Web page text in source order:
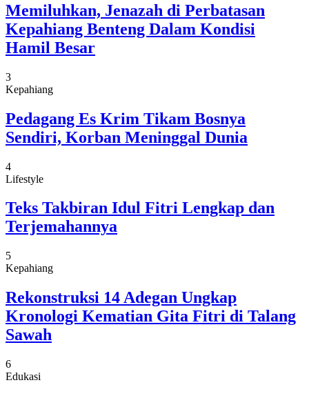
Memiluhkan, Jenazah di Perbatasan
Kepahiang Benteng Dalam Kondisi
Hamil Besar
3
Kepahiang
Pedagang Es Krim Tikam Bosnya
Sendiri, Korban Meninggal Dunia
4
Lifestyle
Teks Takbiran Idul Fitri Lengkap dan
Terjemahannya
5
Kepahiang
Rekonstruksi 14 Adegan Ungkap
Kronologi Kematian Gita Fitri di Talang
Sawah
6
Edukasi